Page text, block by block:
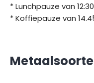
* Lunchpauze van
* Koffiepauze van